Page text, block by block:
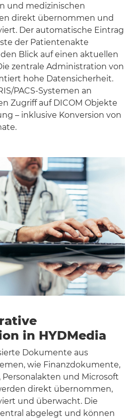
und medizinischen
direkt übernommen und
Der automatische Eintrag
der Patientenakte
Blick auf einen aktuellen
zentrale Administration von
hohe Datensicherheit.
PACS-Systemen an
Zugriff auf DICOM Objekte
– inklusive Konversion von
in HYDMedia
Dokumente aus
wie Finanzdokumente,
und Microsoft
direkt übernommen,
und überwacht. Die
abgelegt und können